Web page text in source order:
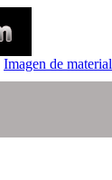
Imagen de material